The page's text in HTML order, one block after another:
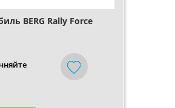
BERG Rally Force